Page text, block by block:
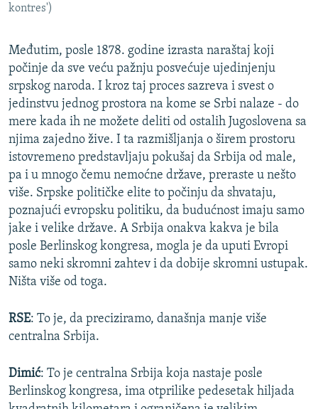
kontres')
Međutim, posle 1878. godine izrasta naraštaj koji
počinje da sve veću pažnju posvećuje ujedinjenju
srpskog naroda. I kroz taj proces sazreva i svest o
jedinstvu jednog prostora na kome se Srbi nalaze - do
mere kada ih ne možete deliti od ostalih Jugoslovena sa
njima zajedno žive. I ta razmišljanja o širem prostoru
istovremeno predstavljaju pokušaj da Srbija od male,
pa i u mnogo čemu nemoćne države, preraste u nešto
više. Srpske političke elite to počinju da shvataju,
poznajući evropsku politiku, da budućnost imaju samo
jake i velike države. A Srbija onakva kakva je bila
posle Berlinskog kongresa, mogla je da uputi Evropi
samo neki skromni zahtev i da dobije skromni ustupak.
Ništa više od toga.
RSE: To je, da preciziramo, današnja manje više
centralna Srbija.
Dimić: To je centralna Srbija koja nastaje posle
Berlinskog kongresa, ima otprilike pedesetak hiljada